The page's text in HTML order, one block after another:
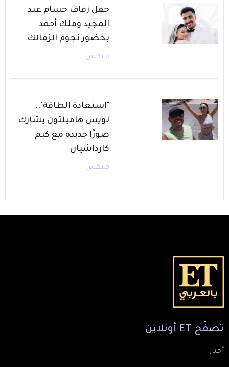
حفل زفاف حسام عبد
المجيد وملك أحمد
بحضور نجوم الزمالك
ميكس
"استعادة الطاقة"..
لويس هاميلتون يشارك
صورًا جديدة مع كيم
كارداشيان
ميكس
تصفّح ET أونلاين
أخبار